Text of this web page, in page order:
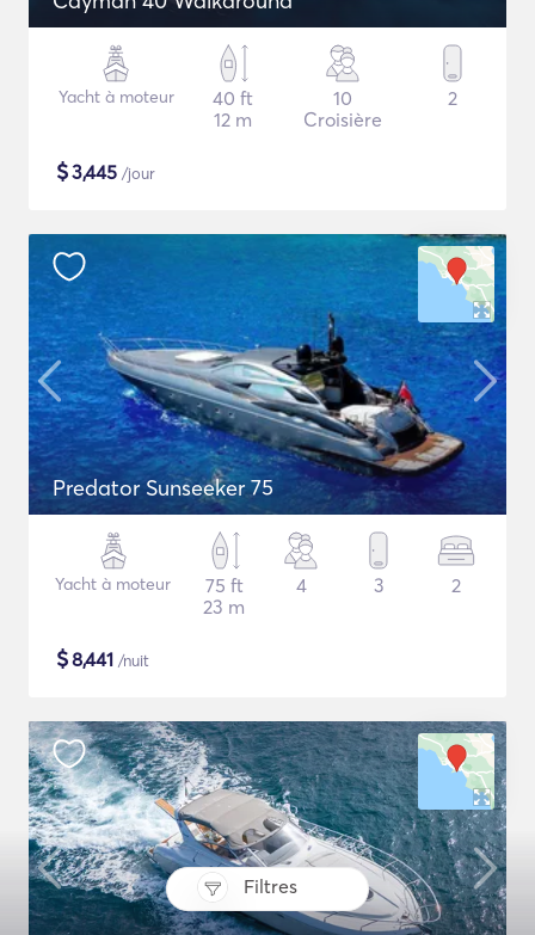
Filtres
Yacht à moteur
40 ft
12 m
10
Croisière
2
$3,445 /jour
Predator Sunseeker 75
Yacht à moteur
75 ft
23 m
4 3 2
$8,441 /nuit